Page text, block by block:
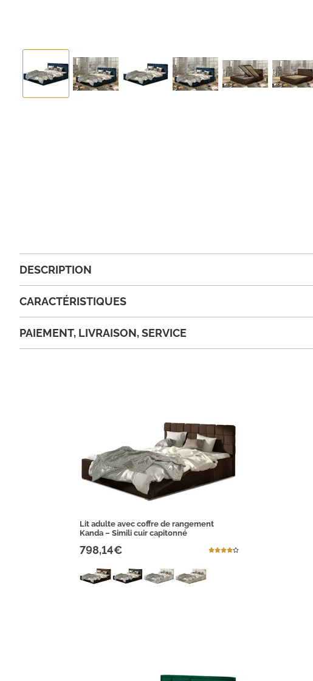
DESCRIPTION
CARACTÉRISTIQUES
PAIEMENT, LIVRAISON, SERVICE
Lit adulte avec coffre de rangement
Kanda – Simili cuir capitonné
798,14€